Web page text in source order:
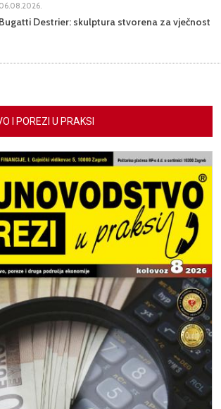
06.08.2026.
Bugatti Destrier: skulptura stvorena za vječnost
I POREZI U PRAKSI